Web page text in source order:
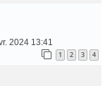
2024 13:41
1 2 3 4